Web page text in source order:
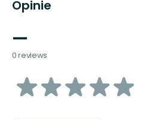
Opinie
—
0 reviews
z